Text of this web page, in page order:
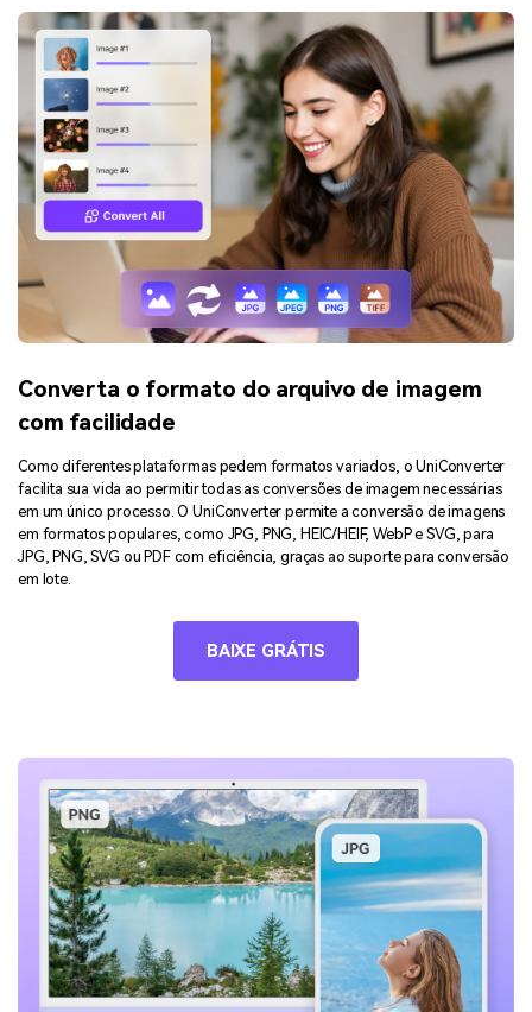
Converta o formato do arquivo de imagem
com facilidade
Como diferentes plataformas pedem formatos variados, o UniConverter
facilita sua vida ao permitir todas as conversões de imagem necessárias
em um único processo. O UniConverter permite a conversão de imagens
em formatos populares, como JPG, PNG, HEIC/HEIF, WebP e SVG, para
JPG, PNG, SVG ou PDF com eficiência, graças ao suporte para conversão
em lote.
BAIXE GRÁTIS